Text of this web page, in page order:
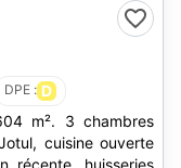
DPE : D
m². 3 chambres
cuisine ouverte
récente, huisseries